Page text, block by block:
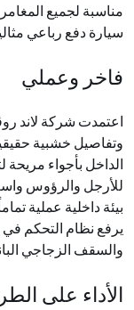
مناسبة لجميع
سيارة دفع رباعي
فاخر وعملي
اعتمدت شركة لاند
وتفاصيل خشبية
الداخل بأجواء
للأرجل والرؤوس
بيئة داخلية عملية
يرفع نظام التحكم في
والسقف الزجاجي
الأداء على